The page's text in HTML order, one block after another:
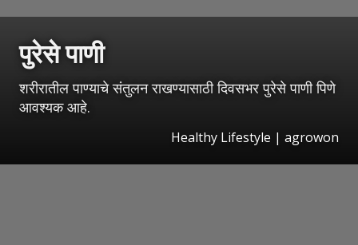
पुरेसे पाणी
शरीरातील पाण्याचे संतुलन राखण्यासाठी दिवसभर पुरेसे पाणी पिणे
आवश्यक आहे.
Healthy Lifestyle | agrowon